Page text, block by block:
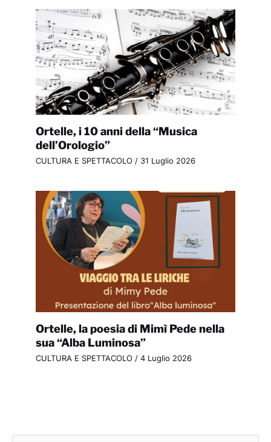
Ortelle, i 10 anni della “Musica
dell’Orologio”
CULTURA E SPETTACOLO / 31 Luglio 2026
Ortelle, la poesia di Mimì Pede nella
sua “Alba Luminosa”
CULTURA E SPETTACOLO / 4 Luglio 2026